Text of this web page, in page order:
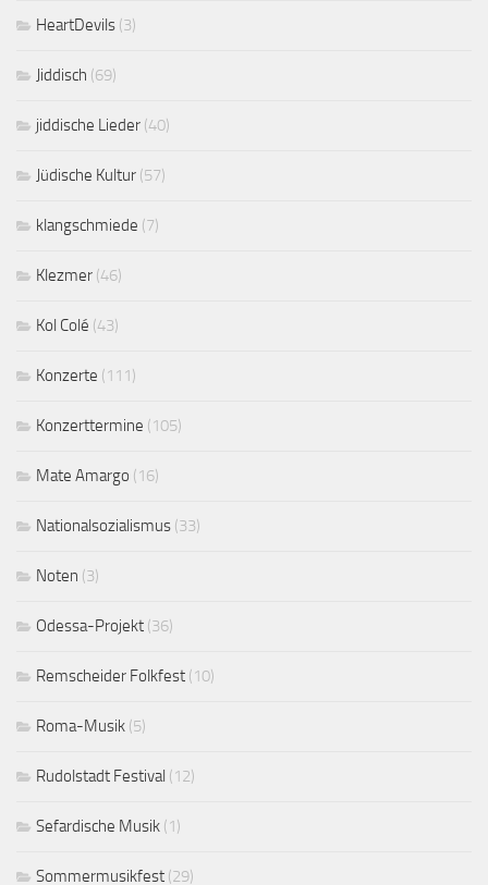
HeartDevils (3)
Jiddisch (69)
jiddische Lieder (40)
Jüdische Kultur (57)
klangschmiede (7)
Klezmer (46)
Kol Colé (43)
Konzerte (111)
Konzerttermine (105)
Mate Amargo (16)
Nationalsozialismus (33)
Noten (3)
Odessa-Projekt (36)
Remscheider Folkfest (10)
Roma-Musik (5)
Rudolstadt Festival (12)
Sefardische Musik (1)
Sommermusikfest (29)